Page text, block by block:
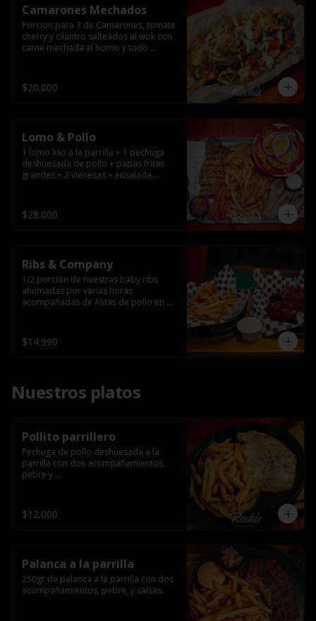
Camarones Mechados
Porcion para 3 de Camarones, tomate
cherry y cilantro salteados al wok con
carne mechada al horno y todo
casera.
$20.000
Lomo & Pollo
1 lomo liso a la parrilla + 1 pechuga
deshuesada de pollo + papas fritas
grandes + 2 vienesas + ensalada
$28.000
Ribs & Company
1/2 porción de nuestras baby ribs
ahumadas por varias horas
acompañadas de Alitas de pollo en
$14.990
Nuestros platos
Pollito parrillero
Pechuga de pollo deshuesada a la
parrilla con dos acompañamientos,
pebre y
$12.000
Palanca a la parrilla
250gr de palanca a la parrilla con dos
acompañamientos, pebre, y salsas.